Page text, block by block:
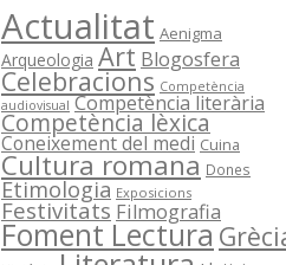
Actualitat Aenigma
Arqueologia Art Blogosfera
Celebracions Competència
audiovisual Competència literària
Competència lèxica
Coneixement del medi Cuina
Cultura romana Dones
Etimologia Exposicions
Festivitats Filmografia
Foment Lectura